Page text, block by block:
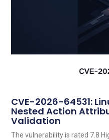
CVE-2026-64531:
Nested Action
Validation
The vulnerability is rated 7.8